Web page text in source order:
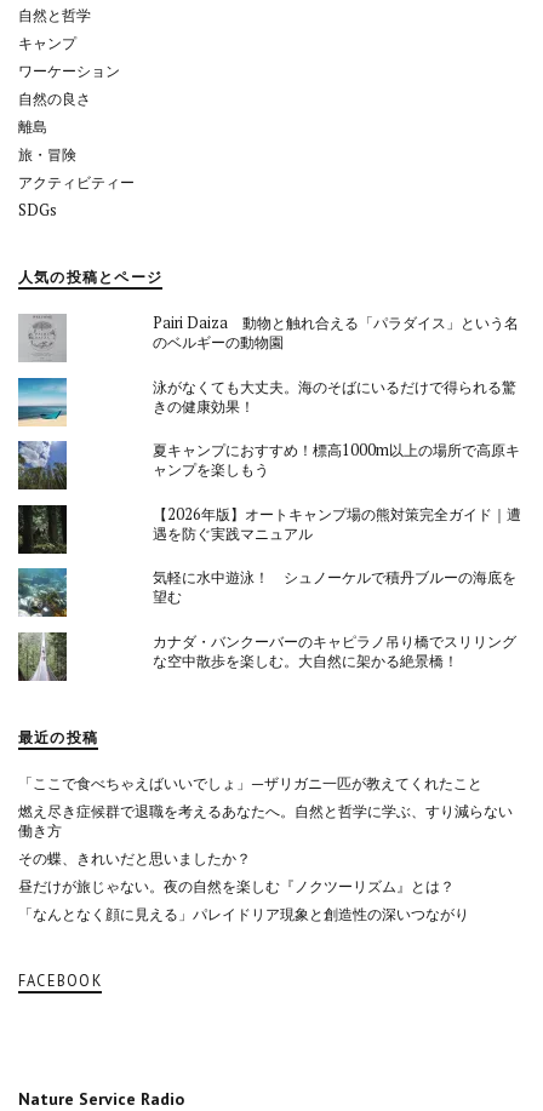
自然と哲学
キャンプ
ワーケーション
自然の良さ
離島
旅・冒険
アクティビティー
SDGs
人気の投稿とページ
Pairi Daiza 動物と触れ合える「パラダイス」という名
のベルギーの動物園
泳がなくても大丈夫。海のそばにいるだけで得られる驚
きの健康効果！
夏キャンプにおすすめ！標高1000m以上の場所で高原キ
ャンプを楽しもう
【2026年版】オートキャンプ場の熊対策完全ガイド｜遭
遇を防ぐ実践マニュアル
気軽に水中遊泳！ シュノーケルで積丹ブルーの海底を
望む
カナダ・バンクーバーのキャピラノ吊り橋でスリリング
な空中散歩を楽しむ。大自然に架かる絶景橋！
最近の投稿
「ここで食べちゃえばいいでしょ」—ザリガニ一匹が教えてくれたこと
燃え尽き症候群で退職を考えるあなたへ。自然と哲学に学ぶ、すり減らない
働き方
その蝶、きれいだと思いましたか？
昼だけが旅じゃない。夜の自然を楽しむ『ノクツーリズム』とは？
「なんとなく顔に見える」パレイドリア現象と創造性の深いつながり
FACEBOOK
Nature Service Radio